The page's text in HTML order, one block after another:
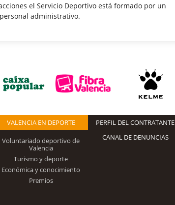
el Servicio Deportivo está formado por un
administrativo.
VALENCIA EN DEPORTE
Voluntariado deportivo de
Valencia
Turismo y deporte
Económica y conocimiento
Premios
PERFIL DEL CONTRATANTE
CANAL DE DENUNCIAS